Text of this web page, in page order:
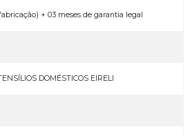
+ 03 meses de garantia legal
DOMÉSTICOS EIRELI